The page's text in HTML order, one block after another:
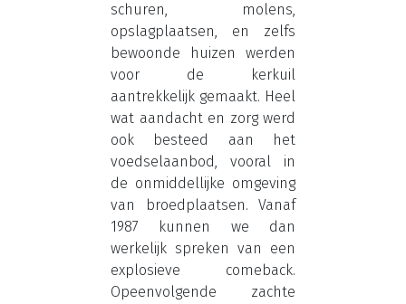
schuren, molens,
opslagplaatsen, en zelfs
bewoonde huizen werden
voor de kerkuil
aantrekkelijk gemaakt. Heel
wat aandacht en zorg werd
ook besteed aan het
voedselaanbod, vooral in
de onmiddellijke omgeving
van broedplaatsen. Vanaf
1987 kunnen we dan
werkelijk spreken van een
explosieve comeback.
Opeenvolgende zachte